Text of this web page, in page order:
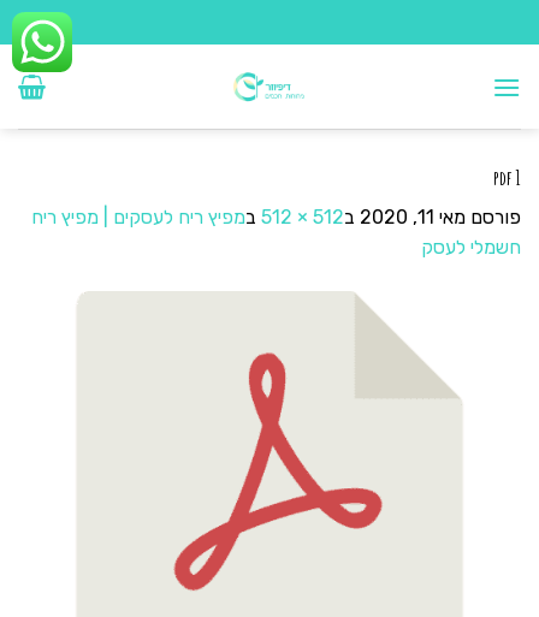
to
content
pdf 1
פורסם מאי 11, 2020 ב512 × 512 במפיץ ריח לעסקים | מפיץ ריח
חשמלי לעסק